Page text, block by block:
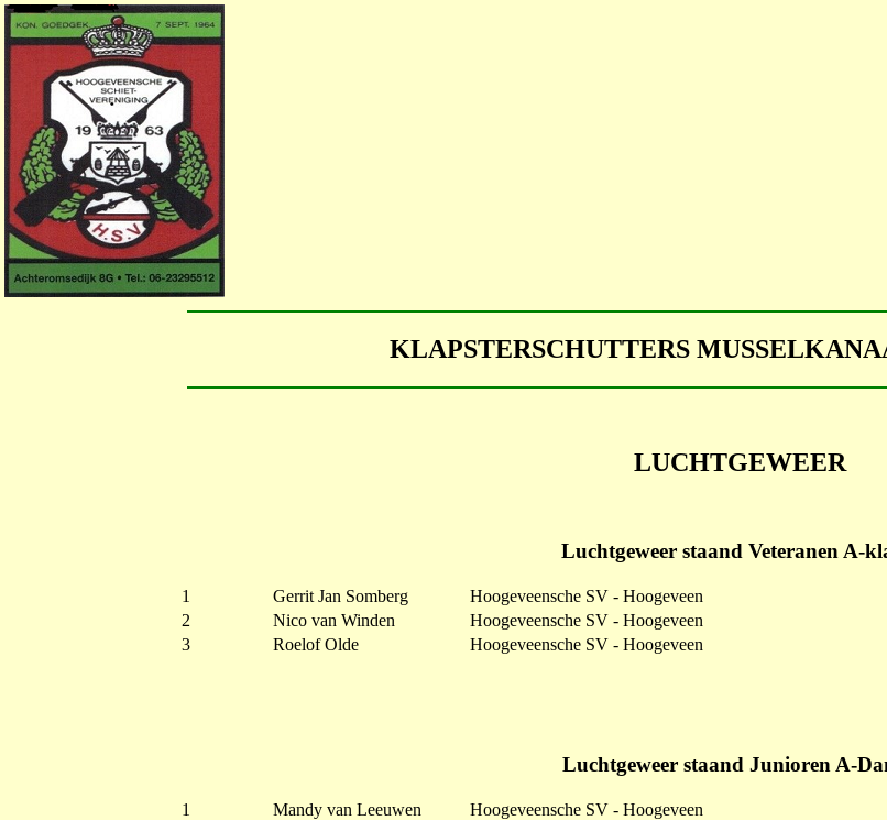
KLAPSTERSCHUTTERS
LUCHTGEWEER
Luchtgeweer staand Veteranen A-
1 Gerrit Jan Somberg Hoogeveensche SV - Hoogeveen
2
Nico van Winden Hoogeveensche SV - Hoogeveen
3
Roelof Olde Hoogeveensche SV - Hoogeveen
Luchtgeweer staand Junioren A-
1 Mandy van Leeuwen Hoogeveensche SV - Hoogeveen